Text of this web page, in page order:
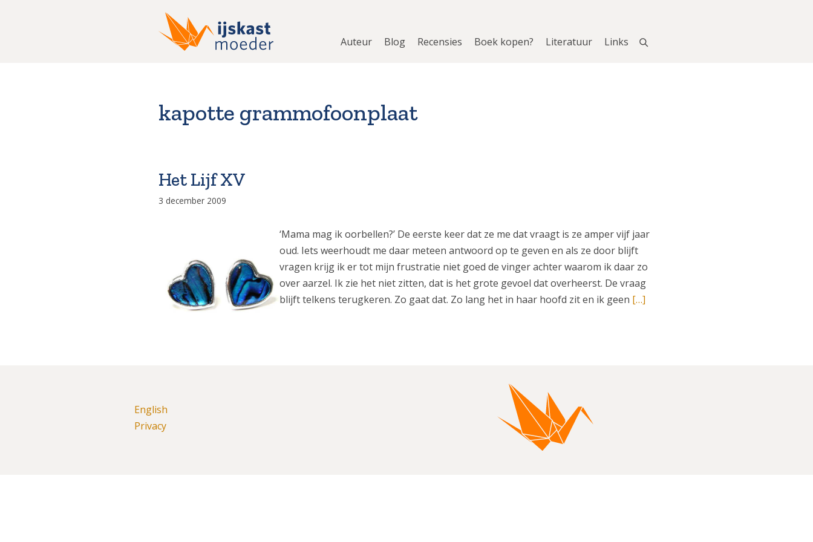
Auteur Blog Recensies Boek kopen? Literatuur Links
kapotte grammofoonplaat
Het Lijf XV
3 december 2009
‘Mama mag ik oorbellen?’ De eerste keer dat ze me dat vraagt is ze amper vijf jaar
oud. Iets weerhoudt me daar meteen antwoord op te geven en als ze door blijft
vragen krijg ik er tot mijn frustratie niet goed de vinger achter waarom ik daar zo
over aarzel. Ik zie het niet zitten, dat is het grote gevoel dat overheerst. De vraag
blijft telkens terugkeren. Zo gaat dat. Zo lang het in haar hoofd zit en ik geen […]
English
Privacy